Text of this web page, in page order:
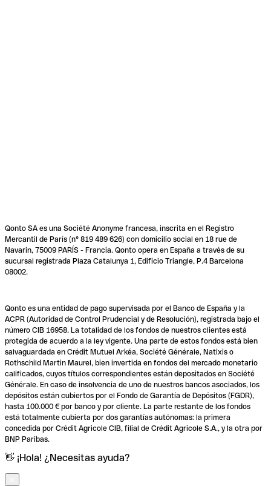
Qonto SA es una Société Anonyme francesa, inscrita en el Registro
Mercantil de París (n° 819 489 626) con domicilio social en 18 rue de
Navarin, 75009 PARÍS - Francia. Qonto opera en España a través de su
sucursal registrada Plaza Catalunya 1, Edificio Triangle, P.4 Barcelona
08002.
Qonto es una entidad de pago supervisada por el Banco de España y la
ACPR (Autoridad de Control Prudencial y de Resolución), registrada bajo el
número CIB 16958. La totalidad de los fondos de nuestros clientes está
protegida de acuerdo a la ley vigente. Una parte de estos fondos está bien
salvaguardada en Crédit Mutuel Arkéa, Société Générale, Natixis o
Rothschild Martin Maurel, bien invertida en fondos del mercado monetario
calificados, cuyos títulos correspondientes están depositados en Société
Générale. En caso de insolvencia de uno de nuestros bancos asociados, los
depósitos están cubiertos por el Fondo de Garantía de Depósitos (FGDR),
hasta 100.000 € por banco y por cliente. La parte restante de los fondos
está totalmente cubierta por dos garantías autónomas: la primera
concedida por Crédit Agricole CIB, filial de Crédit Agricole S.A., y la otra por
BNP Paribas.
👋 ¡Hola! ¿Necesitas ayuda?